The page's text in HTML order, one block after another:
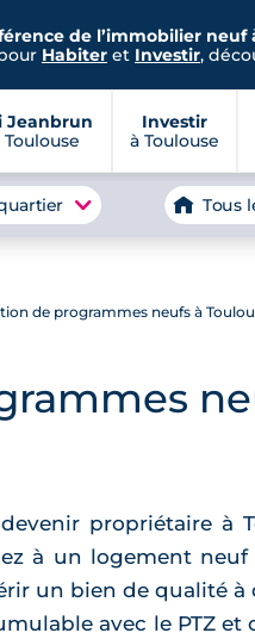
de l’immobilier neuf
Habiter et Investir,
Jeanbrun
Toulouse
Investir
à Toulouse
Tous
de programmes neufs à
propriétaire à
à un logement
un bien de qualité
avec le PTZ